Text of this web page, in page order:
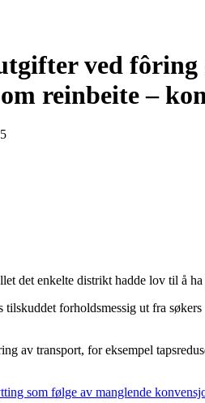
ved fôring
reinbeite –
det enkelte distrikt hadde lov til å
tilskuddet forholdsmessig ut fra
av transport, for eksempel
som følge av manglende